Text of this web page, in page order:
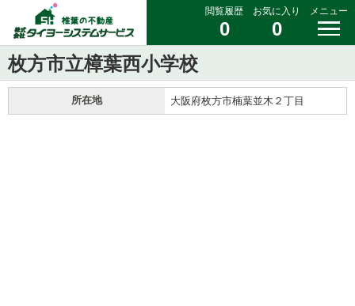
閲覧履歴
0
お気に入り
0
メニュー
枚方市立樟葉西小学校
所在地 大阪府枚方市楠葉並木２丁目